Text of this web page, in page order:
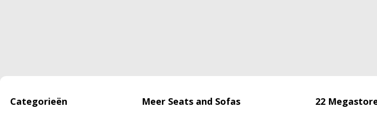
Categorieën Meer Seats and Sofas
22